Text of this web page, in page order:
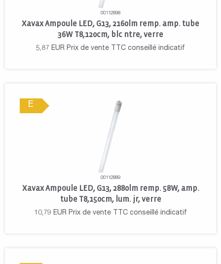
00112898
Xavax Ampoule LED, G13, 2160lm remp. amp. tube
36W T8,120cm, blc ntre, verre
5,87 EUR Prix de vente TTC conseillé indicatif
E
00112889
Xavax Ampoule LED, G13, 2880lm remp. 58W, amp.
tube T8,150cm, lum. jr, verre
10,79 EUR Prix de vente TTC conseillé indicatif